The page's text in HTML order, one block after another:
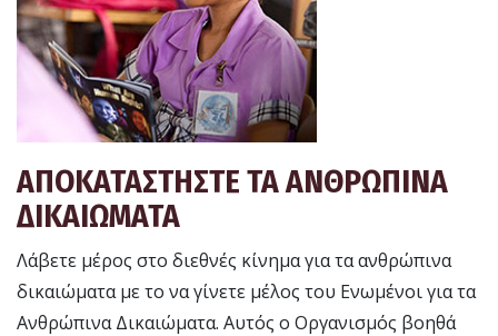
ΑΠΟΚΑΤΑΣΤΗΣΤΕ ΤΑ ΑΝΘΡΩΠΙΝΑ
ΔΙΚΑΙΩΜΑΤΑ
Λάβετε μέρος στο διεθνές κίνημα για τα ανθρώπινα
δικαιώματα με το να γίνετε μέλος του Ενωμένοι για τα
Ανθρώπινα Δικαιώματα. Αυτός ο Οργανισμός βοηθά